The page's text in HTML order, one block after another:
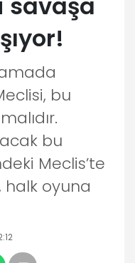
bu
bu
Meclis’te
halk oyuna